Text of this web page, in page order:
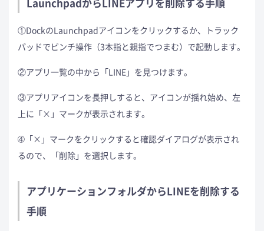
①DockのLaunchpadアイコンをクリックするか、トラック
パッドでピンチ操作（3本指と親指でつまむ）で起動します。
②アプリ一覧の中から「LINE」を見つけます。
③アプリアイコンを長押しすると、アイコンが揺れ始め、左
上に「×」マークが表示されます。
➃「×」マークをクリックすると確認ダイアログが表示され
るので、「削除」を選択します。
アプリケーションフォルダからLINEを削除する
手順